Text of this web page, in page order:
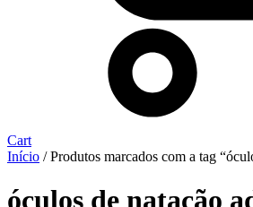
Cart
Início / Produtos marcados com a tag
óculos de natação